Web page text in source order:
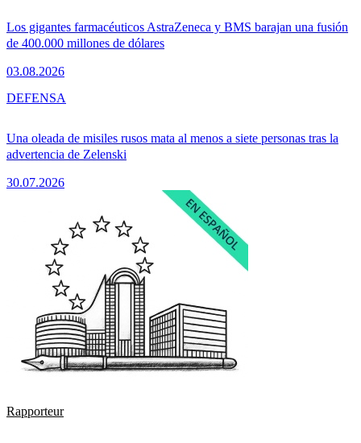
Los gigantes farmacéuticos AstraZeneca y BMS barajan una fusión
de 400.000 millones de dólares
03.08.2026
Una oleada de misiles rusos mata al menos a siete personas tras la
advertencia de Zelenski
30.07.2026
DEFENSA
Rapporteur